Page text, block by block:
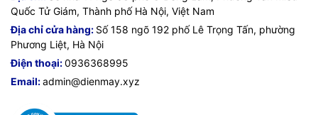
Quốc Tử Giám, Thành phố Hà Nội, Việt Nam
Địa chỉ cửa hàng: Số 158 ngõ 192 phố Lê Trọng Tấn, phường
Phương Liệt, Hà Nội
Điện thoại:0936368995
Email:admin@dienmay.xyz